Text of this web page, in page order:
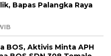
Bapas Palangka Raya
BOS, Aktivis Minta APH